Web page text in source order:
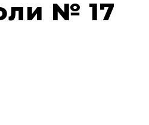
№ 17